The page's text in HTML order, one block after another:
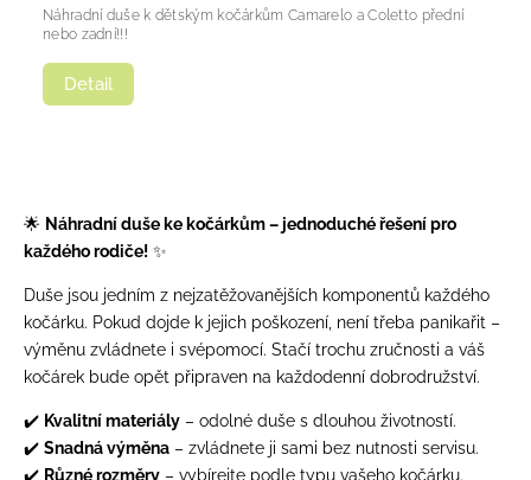
Detail
Náhradní duše k dětským kočárkům Camarelo a Coletto přední
nebo zadní!!!
🌟 Náhradní duše ke kočárkům – jednoduché řešení pro
každého rodiče! ✨
Duše jsou jedním z nejzatěžovanějších komponentů každého
kočárku. Pokud dojde k jejich poškození, není třeba panikařit –
výměnu zvládnete i svépomocí. Stačí trochu zručnosti a váš
kočárek bude opět připraven na každodenní dobrodružství.
✔️ Kvalitní materiály – odolné duše s dlouhou životností.
✔️ Snadná výměna – zvládnete ji sami bez nutnosti servisu.
✔️ Různé rozměry – vybírejte podle typu vašeho kočárku.